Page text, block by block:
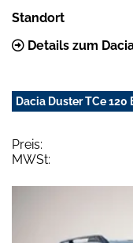
Standort
Details zum
Dacia Duster TCe 120
Preis:
MWSt: